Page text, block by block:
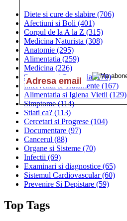
Diete si cure de slabire (706)
Afectiuni si Boli (401)
Corpul de la A la Z (315)
Medicina Naturista (308)
Anatomie (295)
Alimentatia (259)
Medicina (226)
Sanatatea si Preventia(170)
Interventii si Tratamente (167)
Alimentatia si Igiena Vietii (129)
Simptome(114)
Stiati ca? (113)
Cercetari si Progrese (104)
Documentare (97)
Cancerul (88)
Organe si Sisteme (70)
Infectii (69)
Examinari si diagnostice (65)
Sistemul Cardiovascular(60)
Prevenire Si Depistare (59)
Top Tags